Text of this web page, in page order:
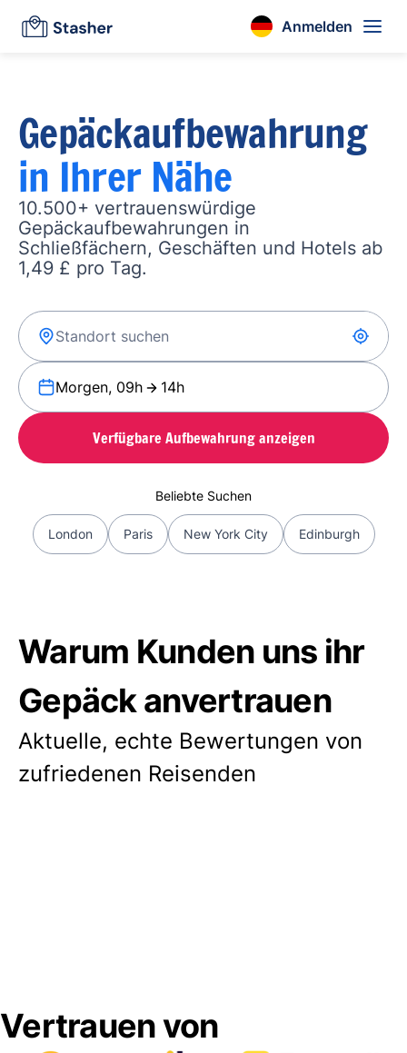
Anmelden
Gepäckaufbewahrung
in Ihrer Nähe
10.500+ vertrauenswürdige
Gepäckaufbewahrungen in
Schließfächern, Geschäften und Hotels ab
1,49 £ pro Tag.
Morgen, 09h 14h
Verfügbare Aufbewahrung anzeigen
Beliebte Suchen
London Paris New York City Edinburgh
Warum Kunden uns ihr
Gepäck anvertrauen
Aktuelle, echte Bewertungen von
zufriedenen Reisenden
Vertrauen von